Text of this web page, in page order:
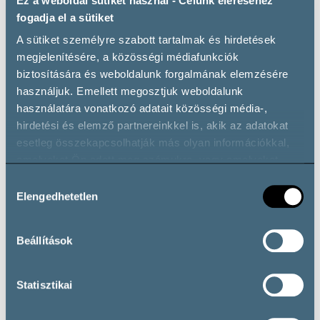
fogadja el a sütiket
A sütiket személyre szabott tartalmak és hirdetések
megjelenítésére, a közösségi médiafunkciók
biztosítására és weboldalunk forgalmának elemzésére
használjuk. Emellett megosztjuk weboldalunk
használatára vonatkozó adatait közösségi média-,
hirdetési és elemző partnereinkkel is, akik az adatokat
esetleg összekapcsolhatják más olyan információkkal,
során.
kiválasztása
Elengedhetetlen
Beállítások
Statisztikai
Dobosi Győző, a BalatonBor projektvezetője szerint
„a BalatonBort termelő borászatok számára a borturizmus
hatalmas lehetőségeket tartogat, hiszen az élményekkel
egybekötött borfogyasztás nemcsak gazdagabb élményt
nyújt, hanem a közvetlen értékesítést is nagymértékben
növeli. Izgatottan várjuk, hogy az őszi kampány során még
több borkedvelő látogatónknak mutathassuk meg a
szezon szépségeit és boraink különlegességét.”